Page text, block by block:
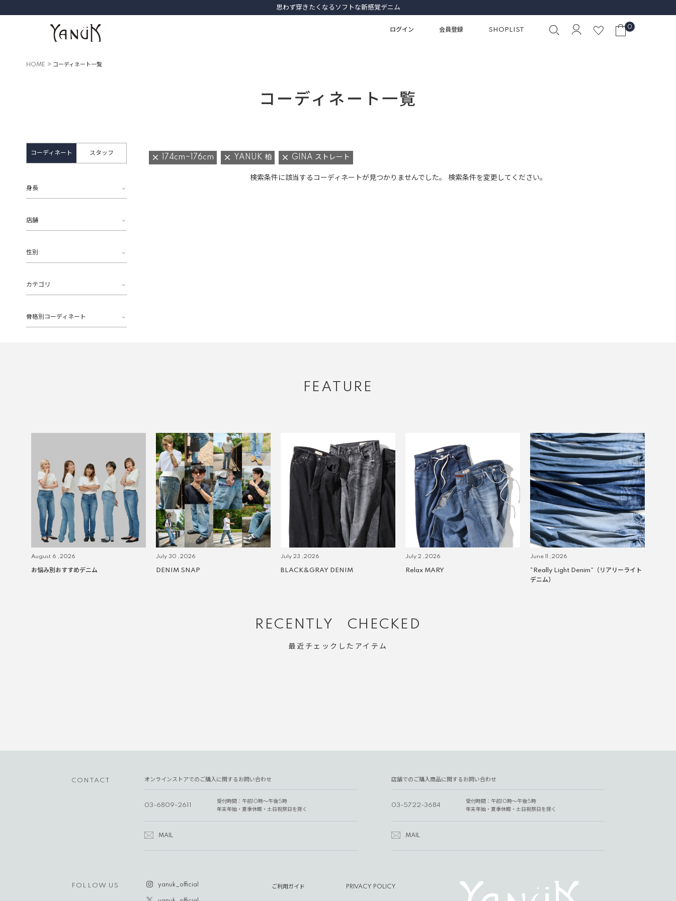
思わず穿きたくなるソフトな新感覚デニム
ログイン 会員登録 SHOPLIST 0
HOME コーディネート一覧
コーディネート一覧
コーディネート スタッフ
身長
店舗
性別
カテゴリ
骨格別コーディネート
174cm~176cm YANUK 柏 GINA ストレート
検索条件に該当するコーディネートが見つかりませんでした。 検索条件を変更してください。
FEATURE
August 6 ,2026
お悩み別おすすめデニム
July 30 ,2026
DENIM SNAP
July 23 ,2026
BLACK&GRAY DENIM
July 2 ,2026
Relax MARY
June 11 ,2026
“Really Light Denim”（リアリーライト
デニム）
RECENTLY CHECKED
最近チェックしたアイテム
CONTACT オンラインストアでのご購入に関するお問い合わせ
03-6809-2611
受付時間：午前10時～午後5時
年末年始・夏季休暇・土日祝祭日を除く
MAIL
店舗でのご購入商品に関するお問い合わせ
03-5722-3684
受付時間：午前10時～午後5時
年末年始・夏季休暇・土日祝祭日を除く
MAIL
FOLLOW US yanuk_official ご利用ガイド PRIVACY POLICY